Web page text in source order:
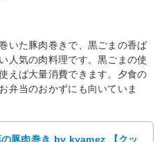
いた豚肉巻きで、黒ごまの香ば
人気の肉料理です。黒ごまの使
えば大量消費できます。夕食の
弁当のおかずにも向いていま
豚肉巻き by kyamez 【クッ